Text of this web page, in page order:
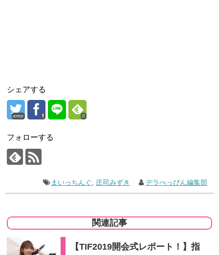
シェアする
error 0
フォローする
まいっちんぐ 庄司みずき デラべっぴん編集部
関連記事
【TIF2019開会式レポート！】指